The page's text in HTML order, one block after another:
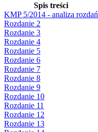
Spis treści
KMP 5/2014 - analiza rozdań
Rozdanie 2
Rozdanie 3
Rozdanie 4
Rozdanie 5
Rozdanie 6
Rozdanie 7
Rozdanie 8
Rozdanie 9
Rozdanie 10
Rozdanie 11
Rozdanie 12
Rozdanie 13